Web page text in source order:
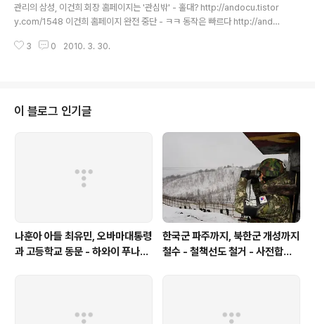
관리의 삼성, 이건희 회장 홈페이지는 '관심밖' - 홀대? http://andocu.tistor
y.com/1548 이건희 홈페이지 완전 중단 - ㅋㅋ 동작은 빠르다 http://andoc
동영상입니다 2천백톤급 구축함이 순식간에 두동강이 났습니다 2천백톤급이
3 0 2010. 3. 30.
이 블로그 인기글
나훈아 아들 최유민, 오바마대통령
과 고등학교 동문 - 하와이 푸나호
한국군 파주까지, 북한군 개성까지
철수 - 철책선도 철거 - 사전합의